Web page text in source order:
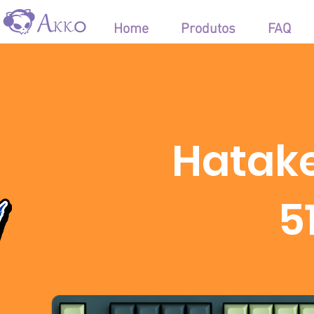
Home Produtos FAQ